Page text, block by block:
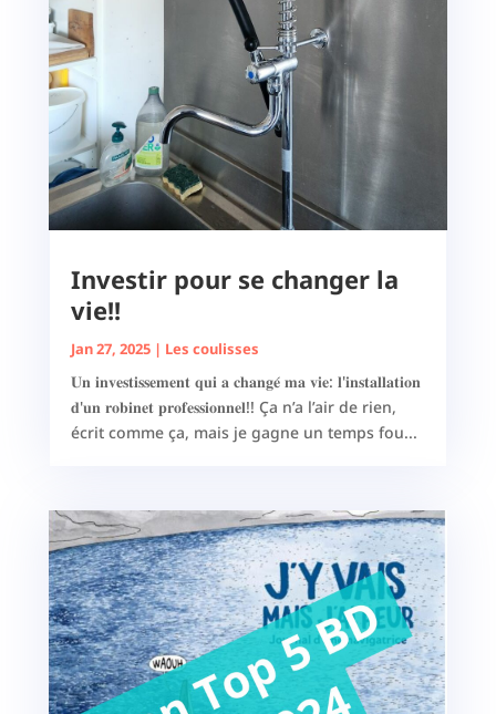
Investir pour se changer la
vie!!
Jan 27, 2025| Les coulisses
𝐔𝐧 𝐢𝐧𝐯𝐞𝐬𝐭𝐢𝐬𝐬𝐞𝐦𝐞𝐧𝐭 𝐪𝐮𝐢 𝐚 𝐜𝐡𝐚𝐧𝐠𝐞́ 𝐦𝐚 𝐯𝐢𝐞: 𝐥'𝐢𝐧𝐬𝐭𝐚𝐥𝐥𝐚𝐭𝐢𝐨𝐧
𝐝'𝐮𝐧 𝐫𝐨𝐛𝐢𝐧𝐞𝐭 𝐩𝐫𝐨𝐟𝐞𝐬𝐬𝐢𝐨𝐧𝐧𝐞𝐥!! Ça n’a l’air de rien,
écrit comme ça, mais je gagne un temps fou...